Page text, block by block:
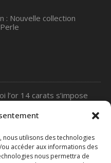
utilisons des technologies
accéder aux informations des
nous permettra de
: Nouvelle collection
l’or 14 carats s’impose
meilleur choix pour les
selon une étude de 77